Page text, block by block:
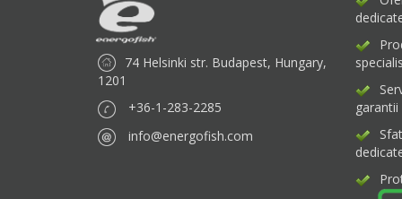
74 Helsinki str. Budapest, Hungary,
1201
+36-1-283-2285
info@energofish.com
garantii